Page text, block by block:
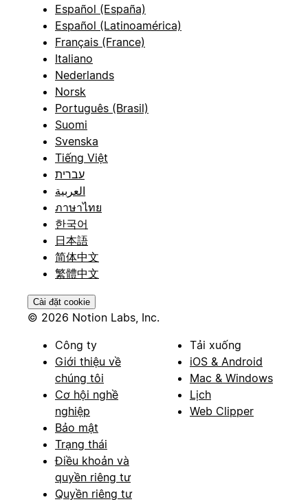
Español (España)
Español (Latinoamérica)
Français (France)
Italiano
Nederlands
Norsk
Português (Brasil)
Suomi
Svenska
Tiếng Việt
עברית
العربية
ภาษาไทย
한국어
日本語
简体中文
繁體中文
Cài đặt cookie
© 2026 Notion Labs, Inc.
Công ty
Giới thiệu về
chúng tôi
Cơ hội nghề
nghiệp
Bảo mật
Trạng thái
Điều khoản và
quyền riêng tư
Quyền riêng tư
Tải xuống
iOS & Android
Mac & Windows
Lịch
Web Clipper